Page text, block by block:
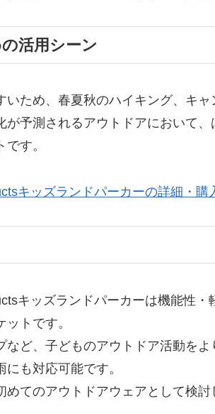
活用シーン
いため、春夏秋のハイキング、キャ
が予測されるアウトドアにおいて
す。
キッズランドパーカーの詳細・購
キッズランドパーカーは機能性
トです。
など、子どものアウトドア活動を
にも対応可能です。
めてのアウトドアウェアとして検討